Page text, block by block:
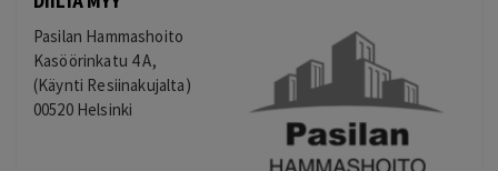
Pasilan Hammashoito
Kasöörinkatu 4 A,
(Käynti Resiinakujalta)
00520 Helsinki